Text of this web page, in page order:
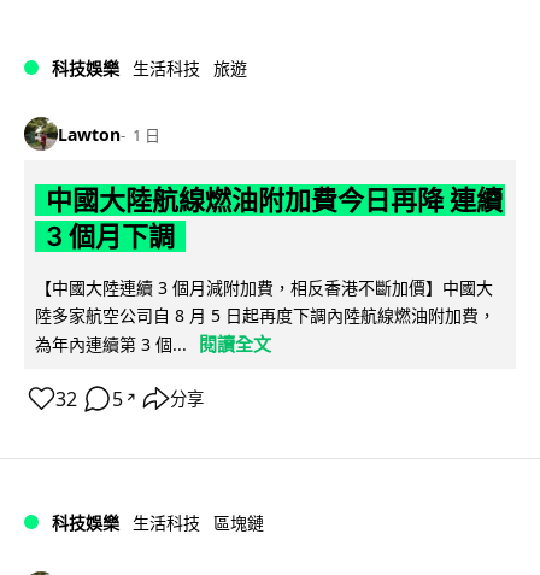
科技娛樂 生活科技 旅遊
Lawton 1 日
中國大陸航線燃油附加費今日再降 連續
3 個月下調
【中國大陸連續 3 個月減附加費，相反香港不斷加價】中國大
陸多家航空公司自 8 月 5 日起再度下調內陸航線燃油附加費，
為年內連續第 3 個...
閱讀全文
32 5 ↗ 分享
科技娛樂 生活科技 區塊鏈